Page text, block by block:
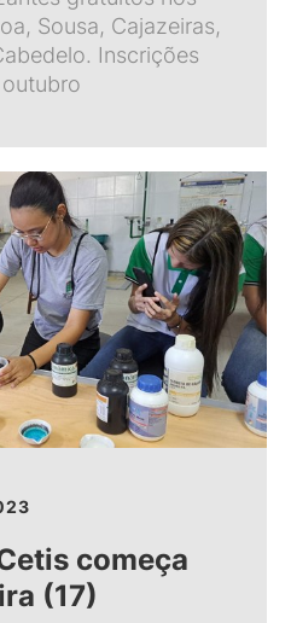
Sousa, Cajazeiras,
Inscrições
começa
(17)